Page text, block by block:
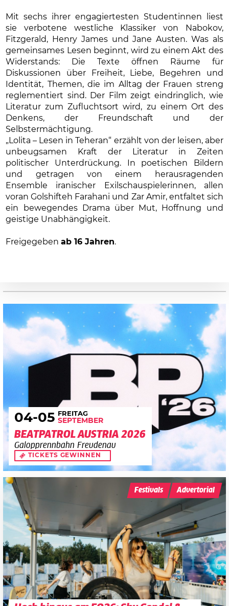
Mit sechs ihrer engagiertesten Studentinnen liest
sie verbotene westliche Klassiker von Nabokov,
Fitzgerald, Henry James und Jane Austen. Was als
gemeinsames Lesen beginnt, wird zu einem Akt des
Widerstands: Die Texte öffnen Räume für
Diskussionen über Freiheit, Liebe, Begehren und
Identität, Themen, die im Alltag der Frauen streng
reglementiert sind. Der Film zeigt eindringlich, wie
Literatur zum Zufluchtsort wird, zu einem Ort des
Denkens, der Freundschaft und der
Selbstermächtigung.
„Lolita – Lesen in Teheran“ erzählt von der leisen, aber
unbeugsamen Kraft der Literatur in Zeiten
politischer Unterdrückung. In poetischen Bildern
und getragen von einem herausragenden
Ensemble iranischer Exilschauspielerinnen, allen
voran Golshifteh Farahani und Zar Amir, entfaltet sich
ein bewegendes Drama über Mut, Hoffnung und
geistige Unabhängigkeit.
Freigegebenab 16 Jahren.
04-05 FREITAG
SEPTEMBER
BEATPATROL AUSTRIA 2026
Galopprennbahn Freudenau
TICKETS GEWINNEN
Festivals Advertorial